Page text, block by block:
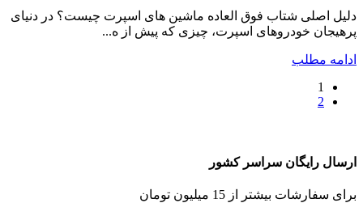
دلیل اصلی شتاب فوق‌ العاده ماشین‌ های اسپرت چیست؟ در دنیای
پرهیجان خودروهای اسپرت، چیزی که پیش از ه...
ادامه مطلب
1
2
ارسال رایگان سراسر کشور
برای سفارشات بیشتر از 15 میلیون تومان